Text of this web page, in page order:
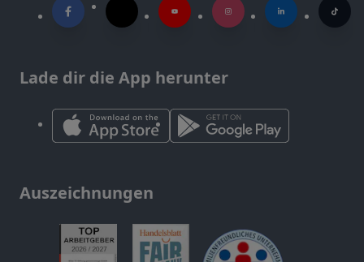
Lade dir die App herunter
Auszeichnungen